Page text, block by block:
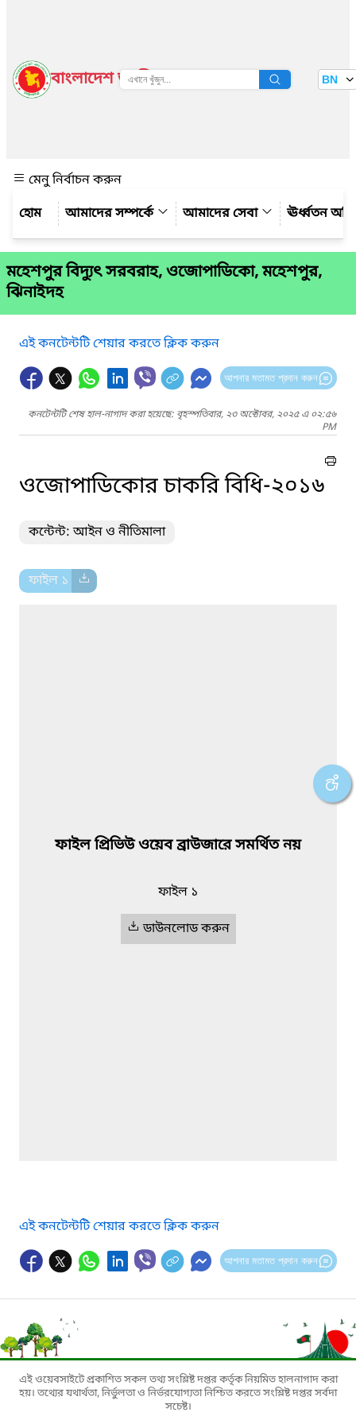
বাংলাদেশ জাতীয় তথ্য বাতায়ন BN
মেনু নির্বাচন করুন
আমাদের সম্পর্কে
আমাদের সেবা ঊর্ধ্বতন
মহেশপুর বিদ্যুৎ সরবরাহ, ওজোপাডিকো, মহেশপুর,
ঝিনাইদহ
এই কনটেন্টটি শেয়ার করতে ক্লিক করুন
আপনার মতামত প্রদান করুন
কনটেন্টটি শেষ হাল-নাগাদ করা হয়েছে: বৃহস্পতিবার, ২৩ অক্টোবর, ২০২৫ এ ০২:৫৬
PM
ওজোপাডিকোর চাকরি বিধি-২০১৬
কন্টেন্ট: আইন ও নীতিমালা
ফাইল ১
ফাইল প্রিভিউ ওয়েব ব্রাউজারে সমর্থিত নয়
ফাইল ১
ডাউনলোড করুন
এই কনটেন্টটি শেয়ার করতে ক্লিক করুন
আপনার মতামত প্রদান করুন
এই ওয়েবসাইটে প্রকাশিত সকল তথ্য সংশ্লিষ্ট দপ্তর কর্তৃক নিয়মিত হালনাগাদ করা
হয়। তথ্যের যথার্থতা, নির্ভুলতা ও নির্ভরযোগ্যতা নিশ্চিত করতে সংশ্লিষ্ট দপ্তর সর্বদা
সচেষ্ট।